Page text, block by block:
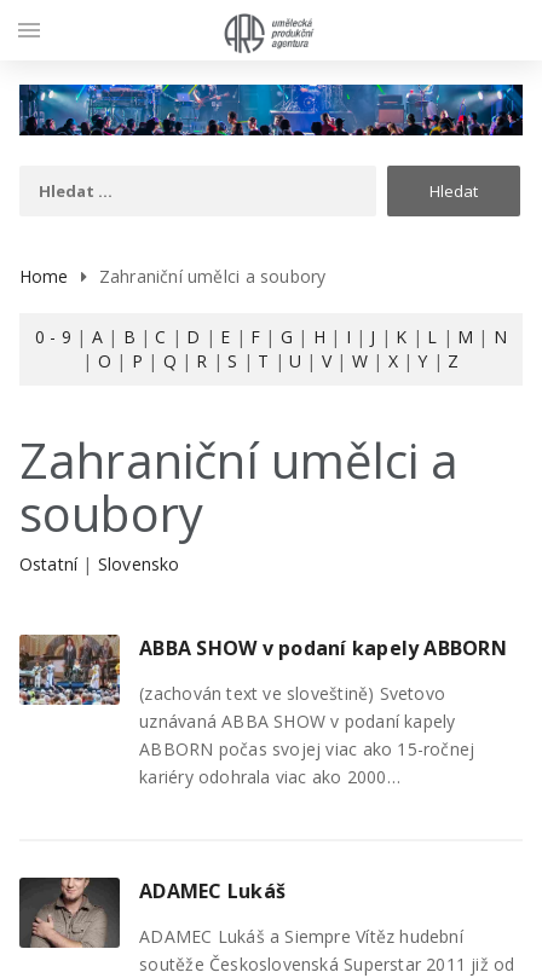
Home Zahraniční umělci a soubory
0 - 9 | A| B |C | D | E | F | G | H | I | J | K | L | M | N
| O | P | Q | R |S | T |U | V| W| X|Y | Z
Zahraniční umělci a
soubory
Ostatní| Slovensko
ABBA SHOW v podaní kapely ABBORN
(zachován text ve sloveštině) Svetovo
uznávaná ABBA SHOW v podaní kapely
ABBORN počas svojej viac ako 15-ročnej
kariéry odohrala viac ako 2000…
ADAMEC Lukáš
ADAMEC Lukáš a Siempre Vítěz hudební
soutěže Československá Superstar 2011 již od
menu